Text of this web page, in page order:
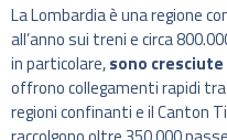
La Lombardia è una regione
all’anno sui treni e circa
in particolare,sono
offrono collegamenti rapidi tra
regioni confinanti e il Canton